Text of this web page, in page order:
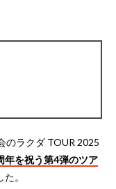
のラクダ TOUR 2025
年を祝う第4弾のツア
。